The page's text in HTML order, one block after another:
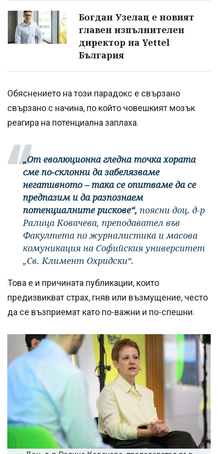
Богдан Узелац е новият
главен изпълнителен
директор на Yettel
България
Обяснението на този парадокс е свързано
свързано с начина, по който човешкият мозък
реагира на потенциална заплаха.
„От еволюционна гледна точка хората
сме по-склонни да забелязваме
негативното – така се опитваме да се
предпазим и да разпознаем
потенциалните рискове“, поясни доц. д-р
Ралица Ковачева, преподавател във
Факултета по журналистика и масова
комуникация на Софийския университет
„Св. Климент Охридски“.
Това е и причината публикации, които
предизвикват страх, гняв или възмущение, често
да се възприемат като по-важни и по-спешни.